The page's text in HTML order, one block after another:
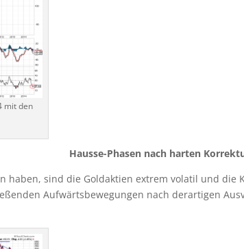
mit den
Hausse-Phasen nach harten
haben, sind die Goldaktien extrem volatil und die
Aufwärtsbewegungen nach derartigen